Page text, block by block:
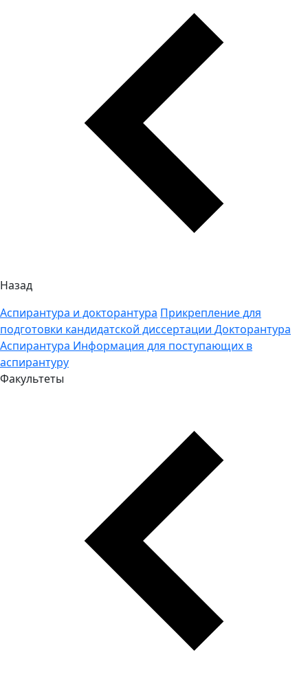
Назад
Аспирантура и докторантура Прикрепление для
подготовки кандидатской диссертации Докторантура
Аспирантура Информация для поступающих в
аспирантуру
Факультеты